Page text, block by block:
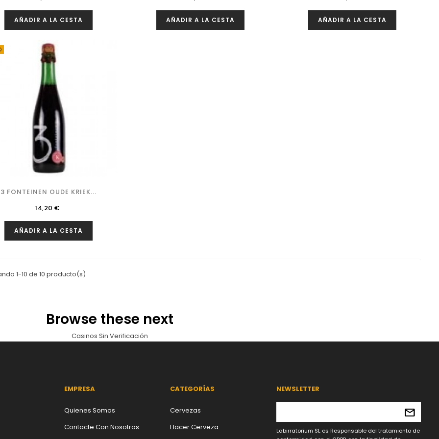
AÑADIR A LA CESTA AÑADIR A LA CESTA AÑADIR A LA CESTA
3 FONTEINEN OUDE KRIEK...
Precio
14,20 €
AÑADIR A LA CESTA
1-10 de 10 producto(s)
Browse these next
Casinos Sin Verificación
EMPRESA
Quienes Somos
Contacte Con Nosotros
CATEGORÍAS
Cervezas
Hacer Cerveza
NEWSLETTER
Labirratorium SL es Responsable del tratamiento de